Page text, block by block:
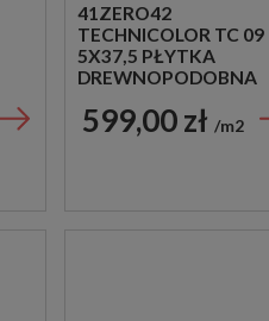
41ZERO42
TECHNICOLOR TC 09
5X37,5 PŁYTKA
DREWNOPODOBNA
599,00 zł m2